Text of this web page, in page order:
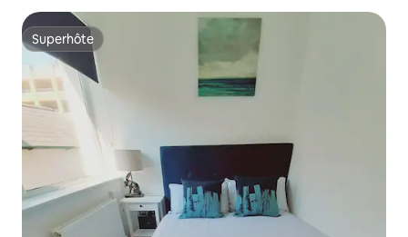
Superhôte
Superhôte